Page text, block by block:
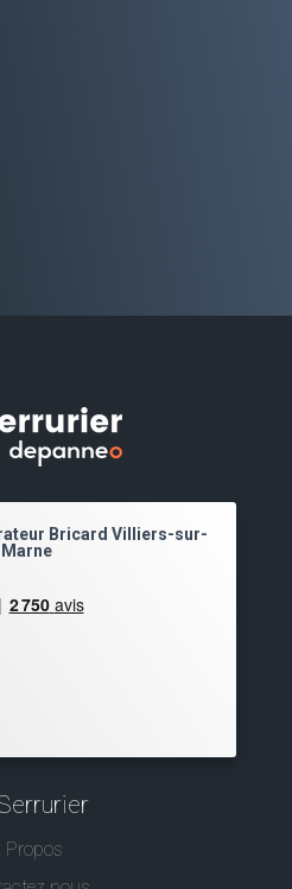
Bricard Villiers-sur-
Marne
Propos